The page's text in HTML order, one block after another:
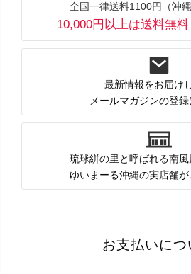
全国一律送料1100円（沖縄
10,000円以上は送料無料
最新情報をお届け
メールマガジンの登録
琉球絣の里と呼ばれる南
ゆいまーる沖縄の実店舗が
お支払いにつ